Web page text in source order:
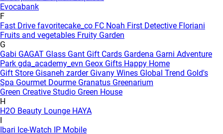
Evocabank
F
Fast Drive favoritecake_co FC Noah First Detective Floriani
Fruits and vegetables Fruity Garden
G
Gabi GAGAT Glass Gant Gift Cards Gardena Garni Adventure
Park gda_academy_evn Geox Gifts Happy Home
Gift Store Gisaneh zarder Givany Wines Global Trend Gold's
Spa Gourmet Dourme Granatus Greenarium
Green Creative Studio Green House
H
H2O Beauty Lounge HAYA
I
Ibari Ice-Watch IP Mobile